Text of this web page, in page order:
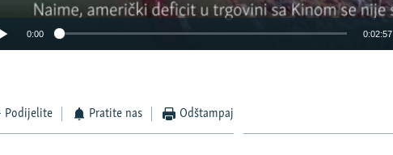
0:00 0:02:57
Podijelite Pratite nas Odštampaj